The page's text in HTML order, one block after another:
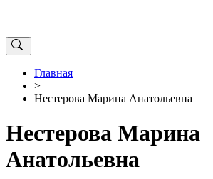
Главная
>
Нестерова Марина Анатольевна
Нестерова Марина
Анатольевна